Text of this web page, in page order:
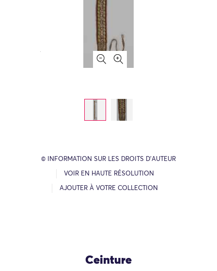
© INFORMATION SUR LES DROITS D’AUTEUR
VOIR EN HAUTE RÉSOLUTION
AJOUTER À VOTRE COLLECTION
Ceinture